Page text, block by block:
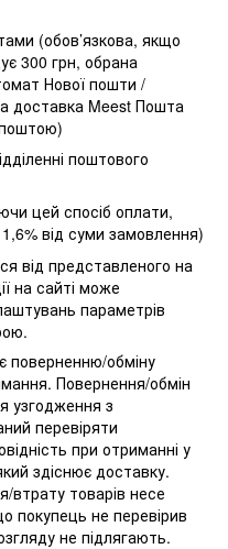
(обов’язкова, якщо
300 грн, обрана
Нової пошти /
доставка Meest Пошта
поштового
цей спосіб оплати,
від суми замовлення)
від представленого на
на сайті може
параметрів
поверненню/обміну
Повернення/обмін
узгодження з
перевіряти
при отриманні у
здіснює доставку.
втрату товарів несе
покупець не перевірив
не підлягають.